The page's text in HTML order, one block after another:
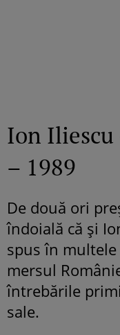
Ion Iliescu
– 1989
De două ori
îndoială că şi
spus în
mersul
întrebările
sale.